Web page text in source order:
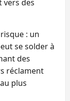
vers des
: un
se solder à
des
réclament
plus